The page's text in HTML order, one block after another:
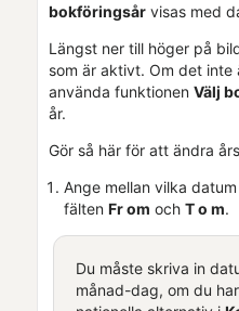
bokföringsår visas med
Längst ner till höger på
som är aktivt. Om det
använda funktionen Välj
år.
Gör så här för att ändra
Ange mellan vilka
fälten Fr om och T o m.
Du måste skriva in
månad-dag, om du